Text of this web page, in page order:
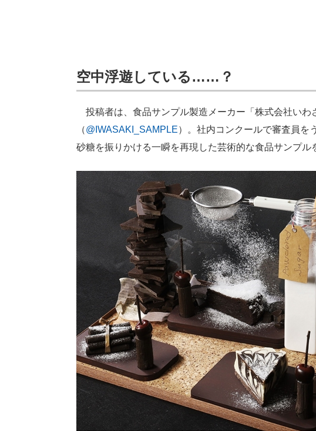
空中浮遊している……？
投稿者は、食品サンプル製造メーカー「株式会社いわ
（@IWASAKI_SAMPLE）。社内コンクールで審査員を
砂糖を振りかける一瞬を再現した芸術的な食品サンプル